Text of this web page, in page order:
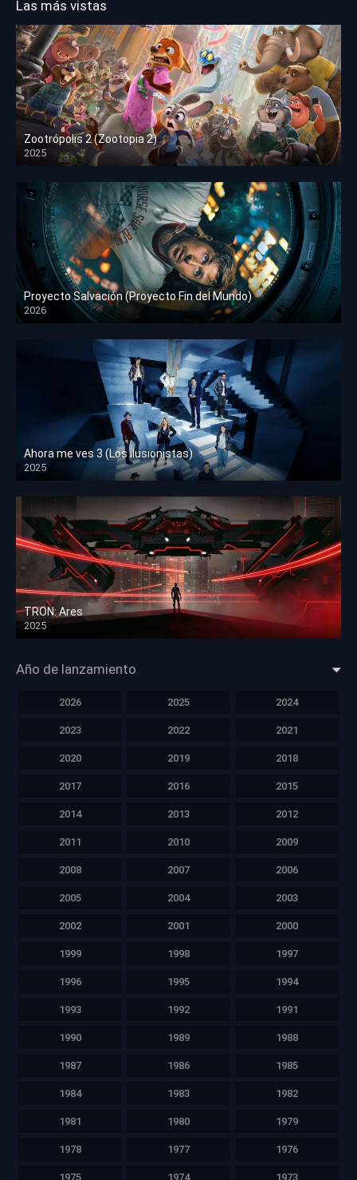
Las más vistas
Zootrópolis 2 (Zootopia 2)
2025
HD 1080p
Proyecto Salvación (Proyecto Fin del Mundo)
2026
HD 1080p
Ahora me ves 3 (Los ilusionistas)
2025
HD 1080p
TRON: Ares
2025
HD 1080p
Año de lanzamiento
2026 2025 2024
2023 2022 2021
2020 2019 2018
2017 2016 2015
2014 2013 2012
2011 2010 2009
2008 2007 2006
2005 2004 2003
2002 2001 2000
1999 1998 1997
1996 1995 1994
1993 1992 1991
1990 1989 1988
1987 1986 1985
1984 1983 1982
1981 1980 1979
1978 1977 1976
1975 1974 1973